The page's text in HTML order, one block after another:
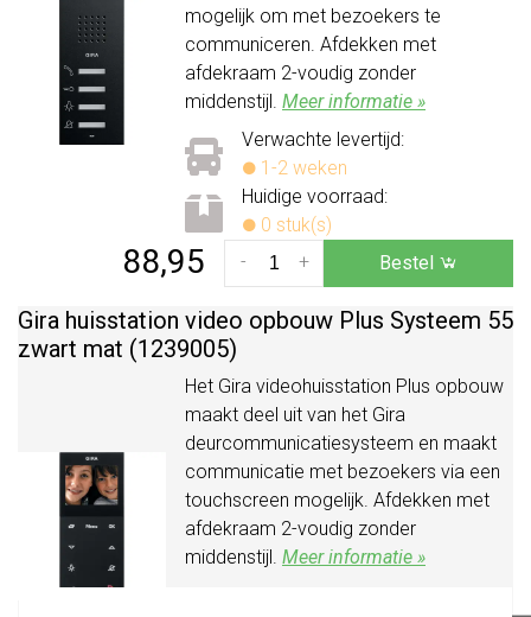
mogelijk om met bezoekers te
communiceren. Afdekken met
afdekraam 2-voudig zonder
middenstijl. Meer informatie »
Verwachte levertijd:
1-2 weken
Huidige voorraad:
0 stuk(s)
88,95 +
- Bestel
Gira huisstation video opbouw Plus Systeem 55
zwart mat (1239005)
Het Gira videohuisstation Plus opbouw
maakt deel uit van het Gira
deurcommunicatiesysteem en maakt
communicatie met bezoekers via een
touchscreen mogelijk. Afdekken met
afdekraam 2-voudig zonder
middenstijl. Meer informatie »